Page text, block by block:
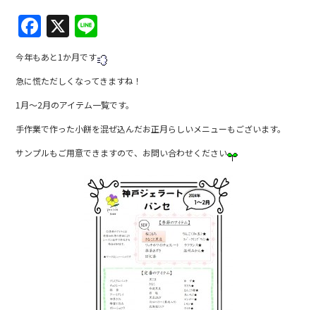
F
a
c
e
b
o
o
X
n
e
今年もあと1か月です
急に慌ただしくなってきますね！
1月～2月のアイテム一覧です。
手作業で作った小餅を混ぜ込んだお正月らしいメニューもございます。
サンプルもご用意できますので、お問い合わせください